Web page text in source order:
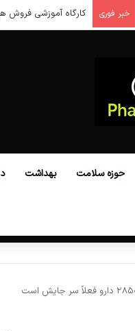
خبر فوری کارگاه آموزشی فروش
حوزه سلامت بهداشت